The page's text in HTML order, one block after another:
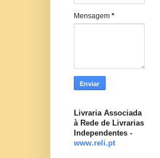
Mensagem *
Livraria Associada
à Rede de Livrarias
Independentes -
www.reli.pt